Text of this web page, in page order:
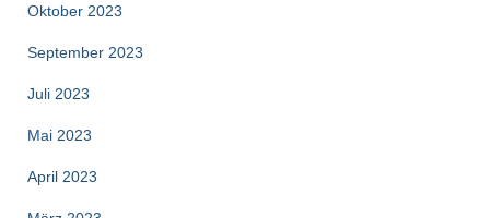
Oktober 2023
September 2023
Juli 2023
Mai 2023
April 2023